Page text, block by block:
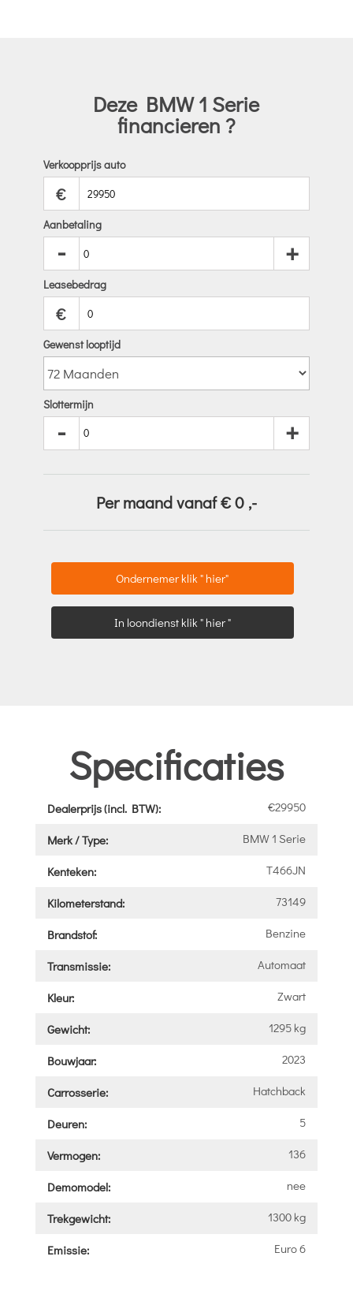
Deze BMW 1 Serie
financieren ?
Verkoopprijs auto
€
Aanbetaling
- +
Leasebedrag
€
Gewenst looptijd
Slottermijn
- +
Per maand vanaf €0 ,-
Ondernemer klik " hier"
In loondienst klik " hier "
Specificaties
Dealerprijs (incl. BTW): €29950
Merk / Type: BMW 1 Serie
Kenteken: T466JN
Kilometerstand: 73149
Brandstof: Benzine
Transmissie: Automaat
Kleur: Zwart
Gewicht: 1295 kg
Bouwjaar: 2023
Carrosserie: Hatchback
Deuren: 5
Vermogen: 136
Demomodel: nee
Trekgewicht: 1300 kg
Emissie: Euro 6